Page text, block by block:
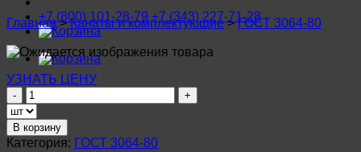
+7 (800) 101-28-79 +7 (343) 227-71-28
Главная >Канаты и комплектующие >ГОСТ 3064-80
УЗНАТЬ ЦЕНУ
Количество
товара
Канат
стальной
В корзину
Категория: ГОСТ 3064-80